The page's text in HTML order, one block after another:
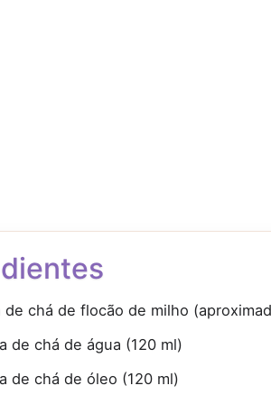
de chá de flocão de milho
de chá de água (120 ml)
de chá de óleo (120 ml)